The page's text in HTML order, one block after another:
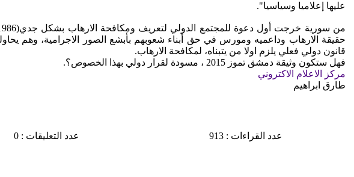
عليها إعلاميا وسياسيا".
حقيقة الارهاب وداعميه ومورس في حق أبناء شعوبهم بأبشع الصور الاجرامية، وهم
قانون دولي فعلي يلزم اولا من يتبناه، لمكافحة الارهاب.
فهل ستكون وثيقة دمشق تموز 2015 ، مسودة لقرار دولي بهذا الخصوص؟.
مركز الاعلام الاكتروني
طارق ابراهيم
عدد التعليقات : 0 عدد القراءات : 913